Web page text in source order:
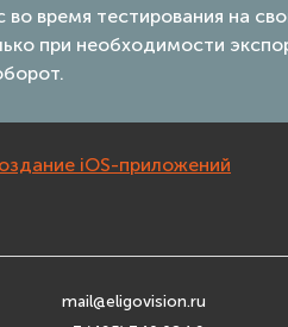
во время тестирования на
при необходимости
iOS-приложений
mail@eligovision.ru